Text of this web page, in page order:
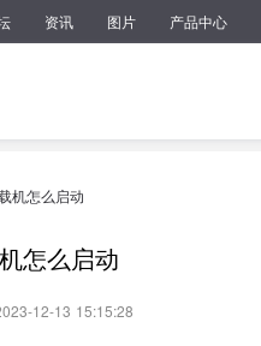
资讯 图片 产品中心
机怎么启动
怎么启动
12-13 15:15:28